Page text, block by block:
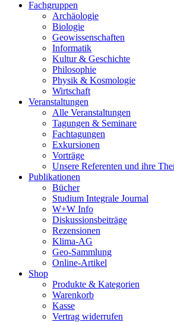
Fachgruppen
Archäologie
Biologie
Geowissenschaften
Informatik
Kultur & Geschichte
Philosophie
Physik & Kosmologie
Wirtschaft
Veranstaltungen
Alle Veranstaltungen
Tagungen & Seminare
Fachtagungen
Exkursionen
Vorträge
Unsere Referenten und ihre
Publikationen
Bücher
Studium Integrale Journal
W+W Info
Diskussionsbeiträge
Rezensionen
Klima-AG
Geo-Sammlung
Online-Artikel
Shop
Produkte & Kategorien
Warenkorb
Kasse
Vertrag widerrufen